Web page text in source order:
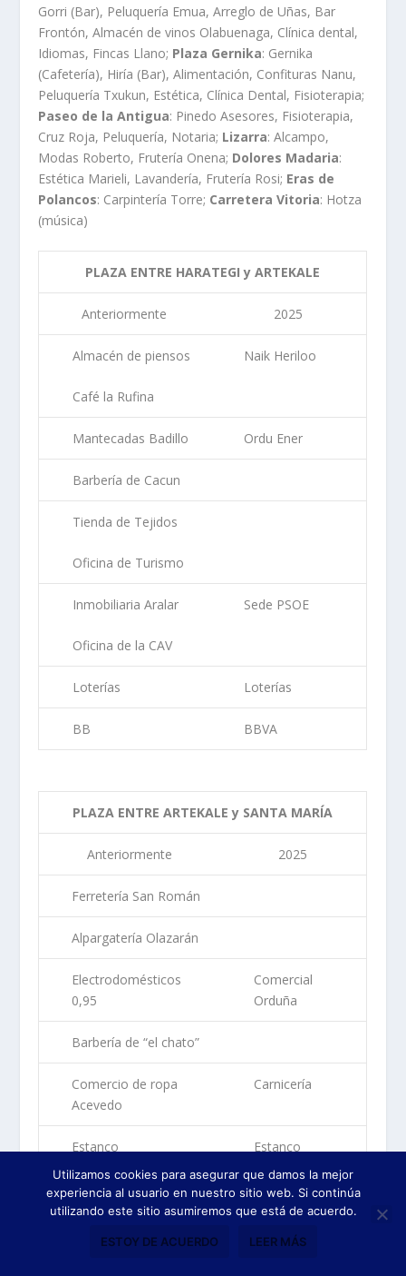
Gorri (Bar), Peluquería Emua, Arreglo de Uñas, Bar
Frontón, Almacén de vinos Olabuenaga, Clínica dental,
Idiomas, Fincas Llano; Plaza Gernika: Gernika
(Cafetería), Hiría (Bar), Alimentación, Confituras Nanu,
Peluquería Txukun, Estética, Clínica Dental, Fisioterapia;
Paseo de la Antigua: Pinedo Asesores, Fisioterapia,
Cruz Roja, Peluquería, Notaria; Lizarra: Alcampo,
Modas Roberto, Frutería Onena; Dolores Madaria:
Estética Marieli, Lavandería, Frutería Rosi; Eras de
Polancos: Carpintería Torre; Carretera Vitoria: Hotza
(música)
PLAZA ENTRE HARATEGI y ARTEKALE
Anteriormente 2025
Almacén de piensos
Café la Rufina
Naik Heriloo
Mantecadas Badillo Ordu Ener
Barbería de Cacun
Tienda de Tejidos
Oficina de Turismo
Inmobiliaria Aralar
Oficina de la CAV
Sede PSOE
Loterías Loterías
BB BBVA
PLAZA ENTRE ARTEKALE y SANTA MARÍA
Anteriormente 2025
Ferretería San Román
Alpargatería Olazarán
Electrodomésticos
0,95
Comercial
Orduña
Barbería de “el chato”
Comercio de ropa
Acevedo
Carnicería
Estanco Estanco
PLAZA ENTRE SANTA MARÍA y ZAHARRA
Utilizamos cookies para asegurar que damos la mejor
experiencia al usuario en nuestro sitio web. Si continúa
utilizando este sitio asumiremos que está de acuerdo.
ESTOY DE ACUERDO LEER MÁS